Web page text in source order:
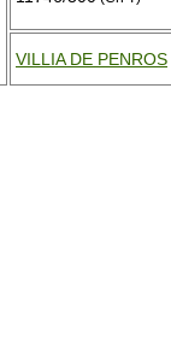
VILLIA DE PENROS